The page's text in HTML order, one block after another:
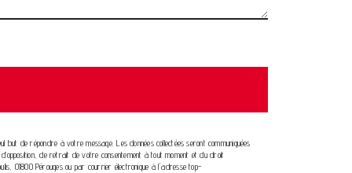
de répondre à votre message. Les données collectées seront communiquées
de retrait de votre consentement à tout moment et du droit
01800 Pérouges ou par courrier électronique à l'adresse top-